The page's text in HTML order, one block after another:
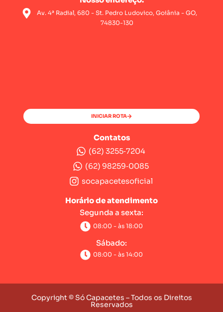
Av. 4ª Radial, 680 - St. Pedro Ludovico, Goiânia - GO,
74830-130
INICIAR ROTA
Contatos
(62) 3255‑7204‬
(62) 98259‑0085‬
socapacetesoficial
Horário de atendimento
Segunda a sexta:
08:00 - às 18:00
Sábado:
08:00 - às 14:00
Copyright © Só Capacetes – Todos os Direitos
Reservados